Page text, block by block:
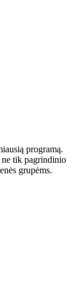
programą.
ne tik pagrindinio
grupėms.